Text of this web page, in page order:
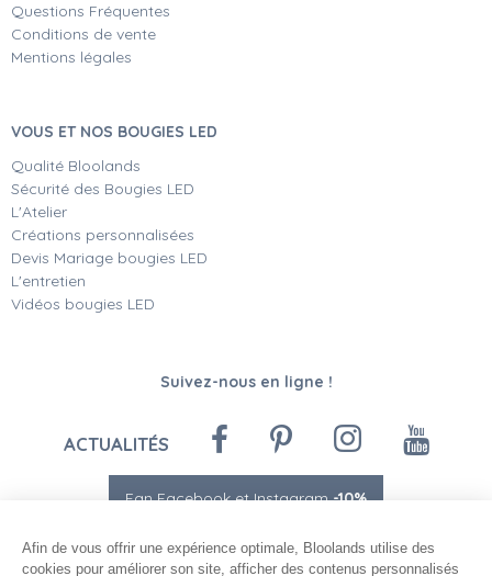
Questions Fréquentes
Conditions de vente
Mentions légales
VOUS ET NOS BOUGIES LED
Qualité Bloolands
Sécurité des Bougies LED
L'Atelier
Créations personnalisées
Devis Mariage bougies LED
L'entretien
Vidéos bougies LED
Suivez-nous en ligne !
ACTUALITÉS
Fan Facebook et Instagram-10%
Afin de vous offrir une expérience optimale, Bloolands utilise des
cookies pour améliorer son site, afficher des contenus personnalisés